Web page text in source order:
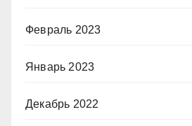
Февраль 2023
Январь 2023
Декабрь 2022